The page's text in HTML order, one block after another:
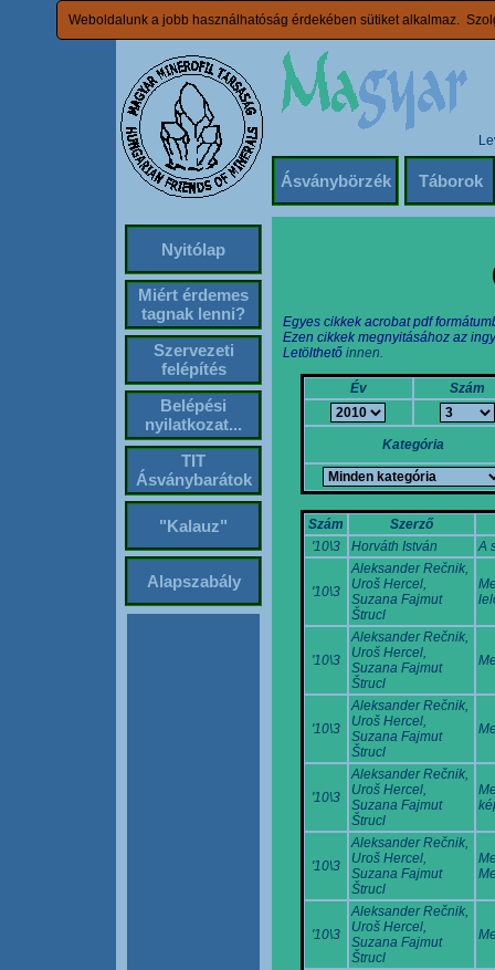
Weboldalunk a jobb használhatóság érdekében sütiket alkalmaz.
Ásványbörzék Táborok
Nyitólap
Miért érdemes
tagnak lenni?
Szervezeti
felépítés
Belépési
nyilatkozat...
TIT
Ásványbarátok
"Kalauz"
Alapszabály
Egyes cikkek acrobat pdf
Ezen cikkek megnyitásához az
Letölthető innen.
Év Szám
Kategória
Szám
Szerző
'10\3
Horváth István A
'10\3
Aleksander Rečnik,
Uroš Hercel,
Suzana Fajmut
Štrucl
'10\3
Aleksander Rečnik,
Uroš Hercel,
Suzana Fajmut
Štrucl
'10\3
Aleksander Rečnik,
Uroš Hercel,
Suzana Fajmut
Štrucl
'10\3
Aleksander Rečnik,
Uroš Hercel,
Suzana Fajmut
Štrucl
'10\3
Aleksander Rečnik,
Uroš Hercel,
Suzana Fajmut
Štrucl
'10\3
Aleksander Rečnik,
Uroš Hercel,
Suzana Fajmut
Štrucl